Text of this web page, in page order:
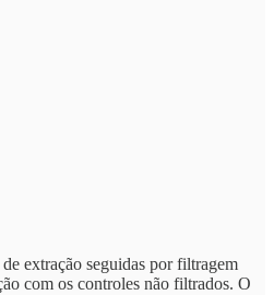
extração seguidas por filtragem
com os controles não filtrados. O